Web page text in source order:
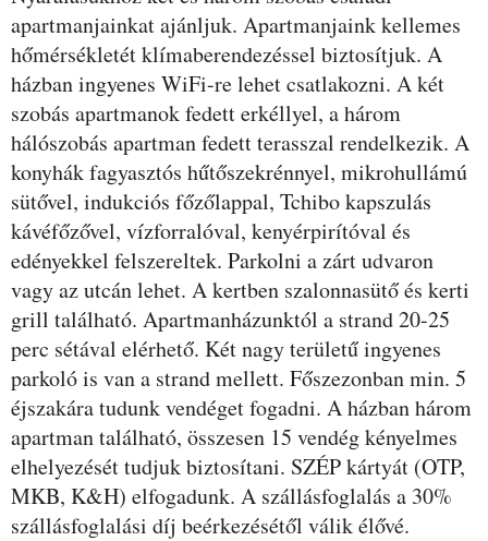
apartmanjainkat ajánljuk. Apartmanjaink kellemes
hőmérsékletét klímaberendezéssel biztosítjuk. A
házban ingyenes WiFi-re lehet csatlakozni. A két
szobás apartmanok fedett erkéllyel, a három
hálószobás apartman fedett terasszal rendelkezik. A
konyhák fagyasztós hűtőszekrénnyel, mikrohullámú
sütővel, indukciós főzőlappal, Tchibo kapszulás
kávéfőzővel, vízforralóval, kenyérpirítóval és
edényekkel felszereltek. Parkolni a zárt udvaron
vagy az utcán lehet. A kertben szalonnasütő és kerti
grill található. Apartmanházunktól a strand 20-25
perc sétával elérhető. Két nagy területű ingyenes
parkoló is van a strand mellett. Főszezonban min. 5
éjszakára tudunk vendéget fogadni. A házban három
apartman található, összesen 15 vendég kényelmes
elhelyezését tudjuk biztosítani. SZÉP kártyát (OTP,
MKB, K&H) elfogadunk. A szállásfoglalás a 30%
szállásfoglalási díj beérkezésétől válik élővé.